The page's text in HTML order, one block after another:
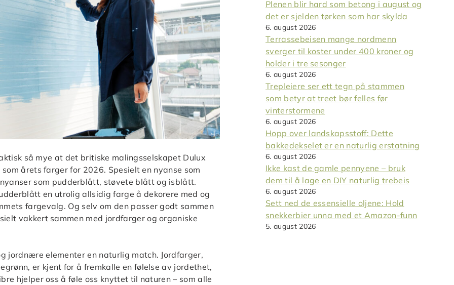
så mye at det britiske malingsselskapet Dulux
årets farger for 2026. Spesielt en nyanse som
som pudderblått, støvete blått og isblått.
en utrolig allsidig farge å dekorere med og
fargevalg. Og selv om den passer godt sammen
vakkert sammen med jordfarger og organiske
jordnære elementer en naturlig match. Jordfarger,
er kjent for å fremkalle en følelse av jordethet,
hjelper oss å føle oss knyttet til naturen – som alle
Plenen blir hard som betong i august og
det er sjelden tørken som har skylda
6. august 2026
Terrassebeisen mange nordmenn
sverger til koster under 400 kroner og
holder i tre sesonger
6. august 2026
Trepleiere ser ett tegn på stammen
som betyr at treet bør felles før
vinterstormene
6. august 2026
Hopp over landskapsstoff: Dette
bakkedekselet er en naturlig erstatning
6. august 2026
Ikke kast de gamle pennyene – bruk
dem til å lage en DIY naturlig trebeis
6. august 2026
Sett ned de essensielle oljene: Hold
snekkerbier unna med et Amazon-funn
5. august 2026